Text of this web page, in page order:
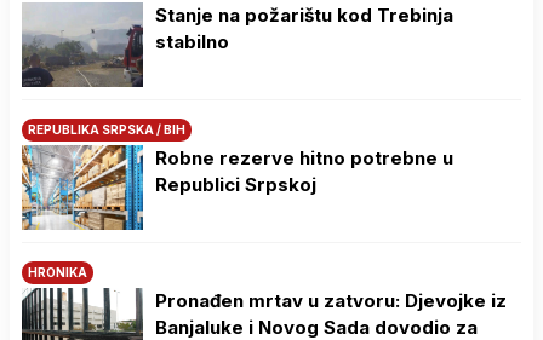
Stanje na požarištu kod Trebinja
stabilno
REPUBLIKA SRPSKA / BIH
Robne rezerve hitno potrebne u
Republici Srpskoj
HRONIKA
Pronađen mrtav u zatvoru: Djevojke iz
Banjaluke i Novog Sada dovodio za